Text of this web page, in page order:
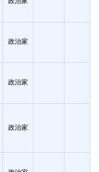
政治家
政治家
政治家